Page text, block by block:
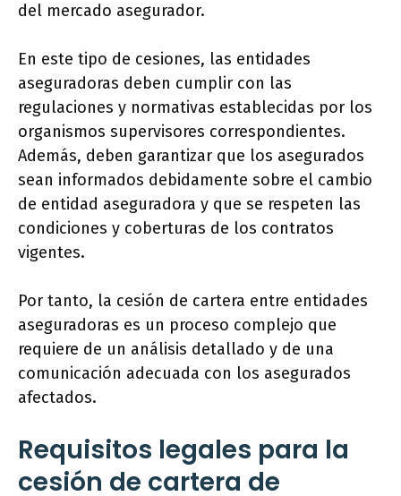
del mercado asegurador.
En este tipo de cesiones, las entidades
aseguradoras deben cumplir con las
regulaciones y normativas establecidas por los
organismos supervisores correspondientes.
Además, deben garantizar que los asegurados
sean informados debidamente sobre el cambio
de entidad aseguradora y que se respeten las
condiciones y coberturas de los contratos
vigentes.
Por tanto, la cesión de cartera entre entidades
aseguradoras es un proceso complejo que
requiere de un análisis detallado y de una
comunicación adecuada con los asegurados
afectados.
Requisitos legales para la
cesión de cartera de